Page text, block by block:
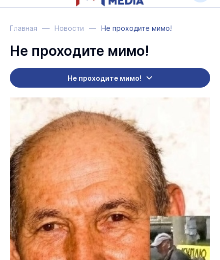
Главная Новости Не проходите мимо!
Не проходите мимо!
Не проходите мимо!